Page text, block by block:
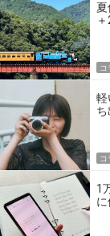
コ
軽
コ
1